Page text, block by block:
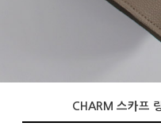
CHARM 스카프